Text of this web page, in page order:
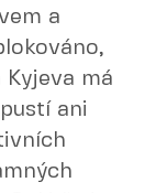
a
má
ani